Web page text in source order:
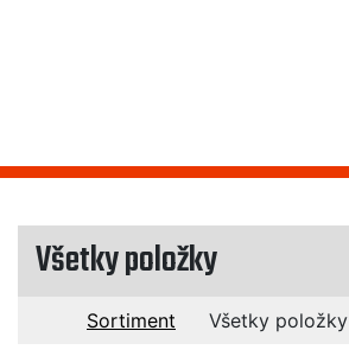
Všetky položky
Sortiment Všetky položky